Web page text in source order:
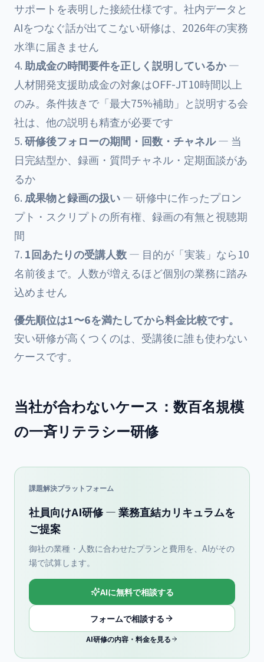
サポートを表明した接続仕様です。社内データと
AIをつなぐ話が出てこない研修は、2026年の実務
水準に届きません
助成金の時間要件を正しく説明しているか—
人材開発支援助成金の対象はOFF-JT10時間以上
のみ。条件抜きで「最大75%補助」と説明する会
社は、他の説明も精査が必要です
研修後フォローの期間・回数・チャネル— 当
日完結型か、録画・質問チャネル・定期面談があ
るか
成果物と録画の扱い— 研修中に作ったプロン
プト・スクリプトの所有権、録画の有無と視聴期
間
1回あたりの受講人数— 目的が「実装」なら10
名前後まで。人数が増えるほど個別の業務に踏み
込めません
優先順位は1〜6を満たしてから料金比較です。
安い研修が高くつくのは、受講後に誰も使わない
ケースです。
当社が合わないケース：数百名規模
の一斉リテラシー研修
課題解決プラットフォーム
社員向けAI研修 — 業務直結カリキュラムを
ご提案
御社の業種・人数に合わせたプランと費用を、AIがその
場で試算します。
AIに無料で相談する
フォームで相談する
AI研修の内容・料金を見る